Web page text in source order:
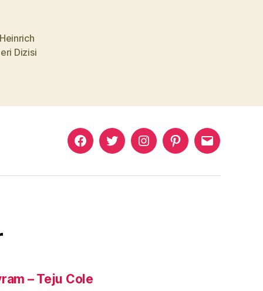
Dizisi
Murat
Facebook
Murat
Twitter
Murat
Instagram
PinterestMurat
Mail
– Teju Cole